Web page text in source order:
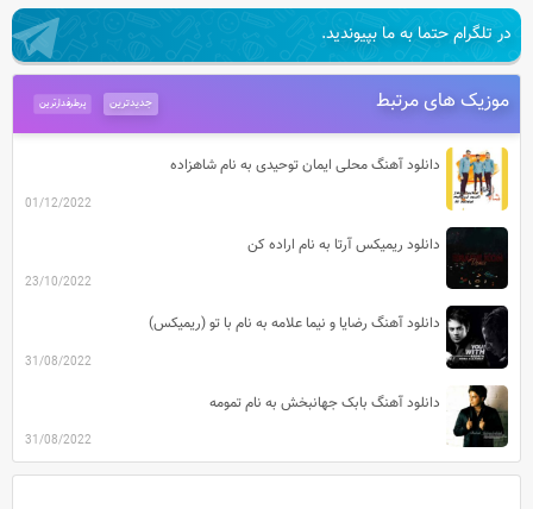
در تلگرام حتما به ما بپیوندید.
موزیک های مرتبط پرطرفدارترین جدیدترین
دانلود آهنگ محلی ایمان توحیدی به نام شاهزاده
01/12/2022
دانلود ریمیکس آرتا به نام اراده کن
23/10/2022
دانلود آهنگ رضایا و نیما علامه به نام با تو (ریمیکس)
31/08/2022
دانلود آهنگ بابک جهانبخش به نام تمومه
31/08/2022